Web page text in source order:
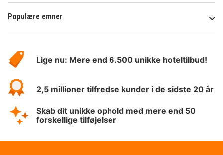
Populære emner
HotelSpecials
Lige nu: Mere end 6.500 unikke hoteltilbud!
2,5 millioner tilfredse kunder i de sidste 20 år
Skab dit unikke ophold med mere end 50
forskellige tilføjelser